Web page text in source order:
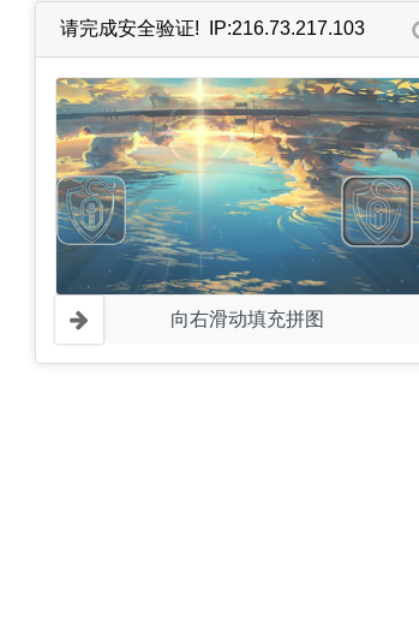
请完成安全验证! IP:216.73.217.103
向右滑动填充拼图